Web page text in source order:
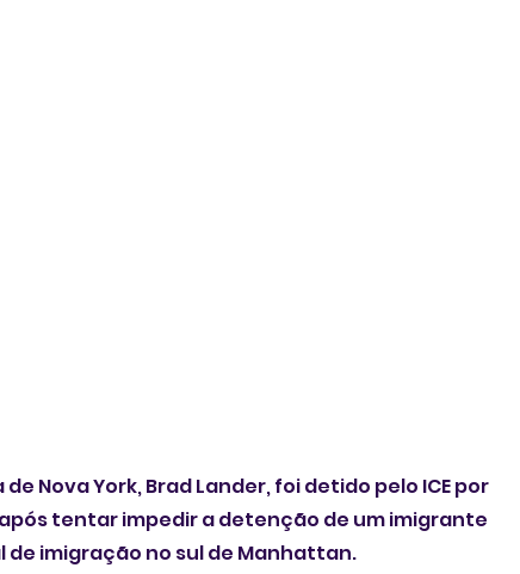
Nova York, Brad Lander, foi detido pelo ICE por
tentar impedir a detenção de um imigrante
imigração no sul de Manhattan.